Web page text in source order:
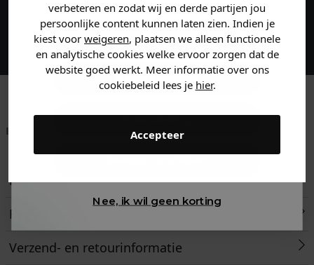
verbeteren en zodat wij en derde partijen jou
persoonlijke content kunnen laten zien. Indien je
kiest voor weigeren, plaatsen we alleen functionele
en analytische cookies welke ervoor zorgen dat de
website goed werkt. Meer informatie over ons
cookiebeleid lees je hier.
Accepteer
Maak een account aan en ontvang 5%
korting op je eerste bestelling!
Betaal achteraf met
Voor 23:59 besteld
is morgen in huis!*
Klantenservice
Retourneren
Verzend- en retourinformatie
Heren kleding
Dames kleding
Kids kleding
Nee, ik wil geen korting